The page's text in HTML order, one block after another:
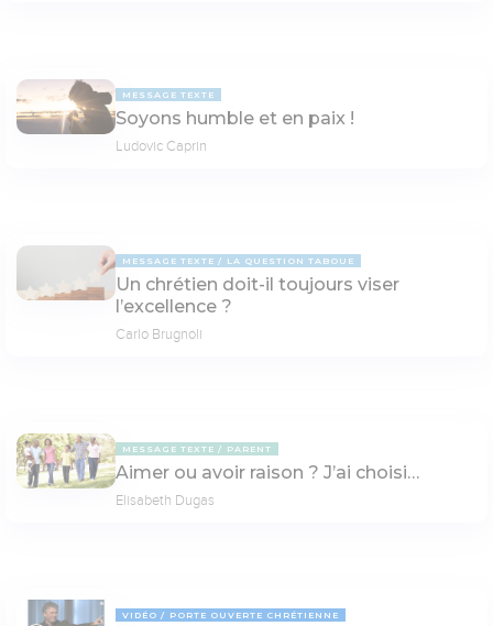
MESSAGE TEXTE
Soyons humble et en paix !
Ludovic Caprin
MESSAGE TEXTE LA QUESTION TABOUE
Un chrétien doit-il toujours viser
l’excellence ?
Carlo Brugnoli
MESSAGE TEXTE PARENT
Aimer ou avoir raison ? J’ai choisi…
Elisabeth Dugas
VIDÉO PORTE OUVERTE CHRÉTIENNE